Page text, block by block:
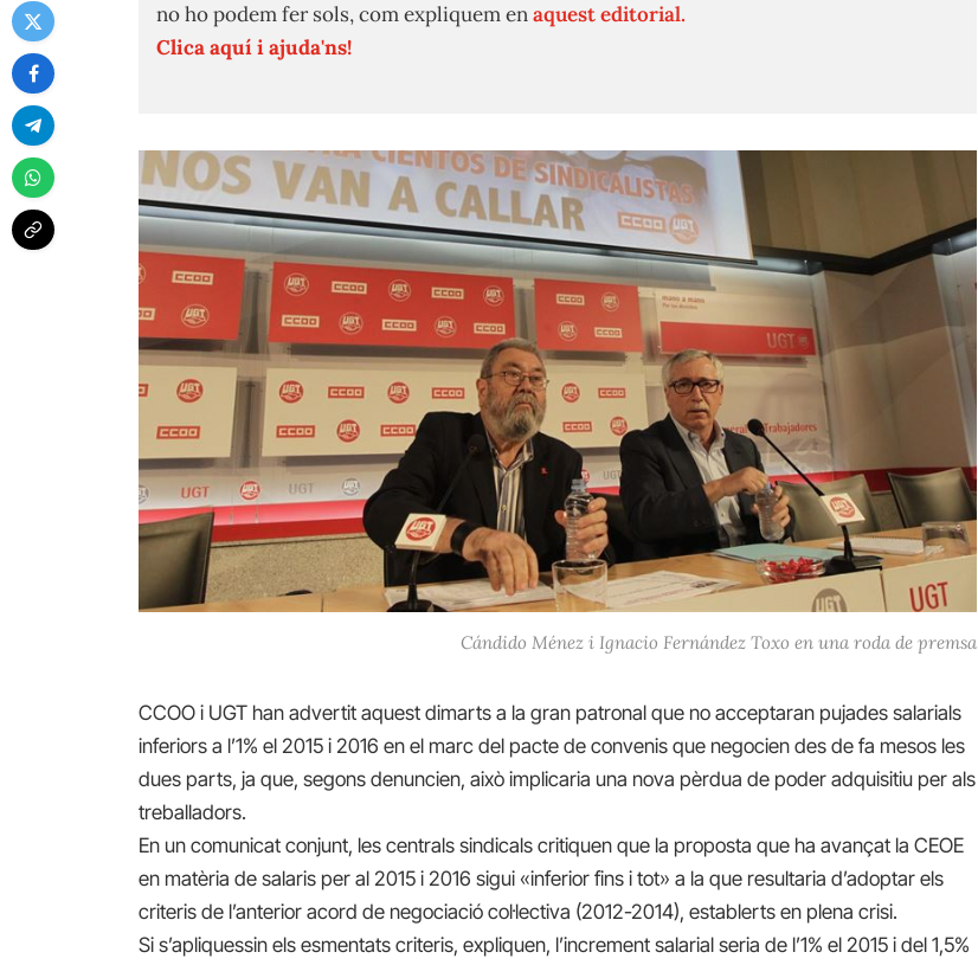
no ho podem fer sols, com expliquem enaquest editorial.
Clica aquí i ajuda'ns!
Cándido Ménez i Ignacio Fernández Toxo en una roda de premsa
CCOO i UGT han advertit aquest dimarts a la gran patronal que no acceptaran pujades salarials
inferiors a l’1% el 2015 i 2016 en el marc del pacte de convenis que negocien des de fa mesos les
dues parts, ja que, segons denuncien, això implicaria una nova pèrdua de poder adquisitiu per als
treballadors.
En un comunicat conjunt, les centrals sindicals critiquen que la proposta que ha avançat la CEOE
en matèria de salaris per al 2015 i 2016 sigui «inferior fins i tot» a la que resultaria d’adoptar els
criteris de l’anterior acord de negociació col·lectiva (2012-2014), establerts en plena crisi.
Si s’apliquessin els esmentats criteris, expliquen, l’increment salarial seria de l’1% el 2015 i del 1,5%